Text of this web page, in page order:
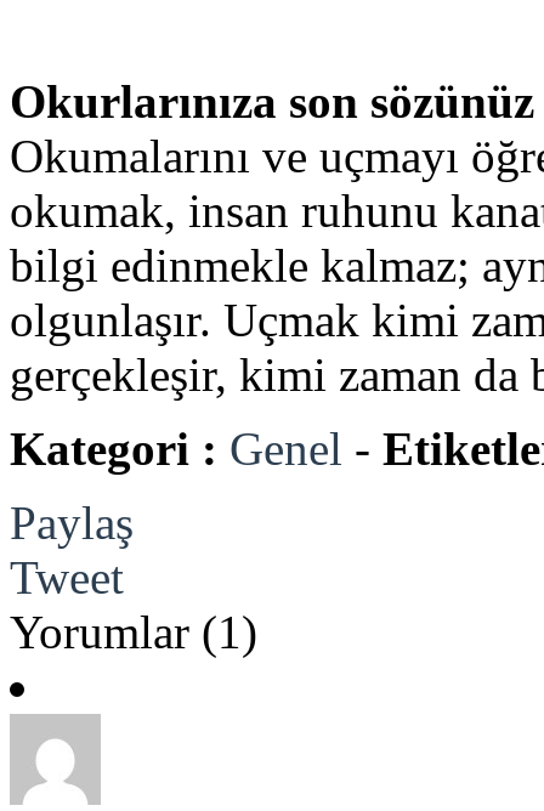
Okurlarınıza son
Okumalarını ve uçmayı
okumak, insan ruhunu
bilgi edinmekle kalmaz;
olgunlaşır. Uçmak kimi
gerçekleşir, kimi zaman
Kategori : Genel -
Paylaş
Tweet
Yorumlar (1)